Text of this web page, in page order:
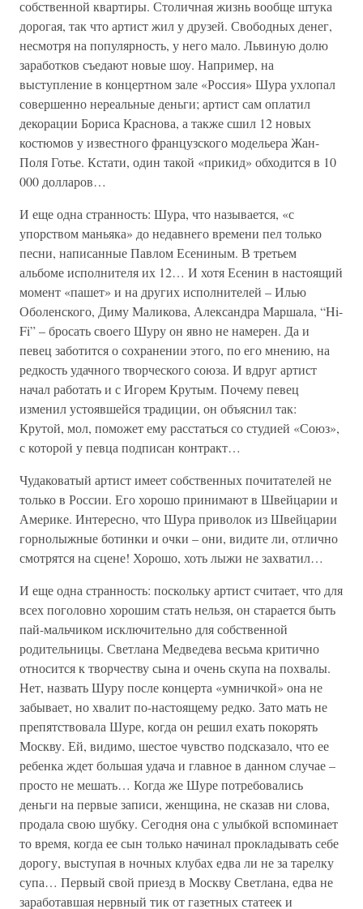
собственной квартиры. Столичная жизнь вообще штука
дорогая, так что артист жил у друзей. Свободных денег,
несмотря на популярность, у него мало. Львиную долю
заработков съедают новые шоу. Например, на
выступление в концертном зале «Россия» Шура ухлопал
совершенно нереальные деньги; артист сам оплатил
декорации Бориса Краснова, а также сшил 12 новых
костюмов у известного французского модельера Жан-
Поля Готье. Кстати, один такой «прикид» обходится в 10
000 долларов…
И еще одна странность: Шура, что называется, «с
упорством маньяка» до недавнего времени пел только
песни, написанные Павлом Есениным. В третьем
альбоме исполнителя их 12… И хотя Есенин в настоящий
момент «пашет» и на других исполнителей – Илью
Оболенского, Диму Маликова, Александра Маршала, “Hi-
Fi” – бросать своего Шуру он явно не намерен. Да и
певец заботится о сохранении этого, по его мнению, на
редкость удачного творческого союза. И вдруг артист
начал работать и с Игорем Крутым. Почему певец
изменил устоявшейся традиции, он объяснил так:
Крутой, мол, поможет ему расстаться со студией «Союз»,
с которой у певца подписан контракт…
Чудаковатый артист имеет собственных почитателей не
только в России. Его хорошо принимают в Швейцарии и
Америке. Интересно, что Шура приволок из Швейцарии
горнолыжные ботинки и очки – они, видите ли, отлично
смотрятся на сцене! Хорошо, хоть лыжи не захватил…
И еще одна странность: поскольку артист считает, что для
всех поголовно хорошим стать нельзя, он старается быть
пай-мальчиком исключительно для собственной
родительницы. Светлана Медведева весьма критично
относится к творчеству сына и очень скупа на похвалы.
Нет, назвать Шуру после концерта «умничкой» она не
забывает, но хвалит по-настоящему редко. Зато мать не
препятствовала Шуре, когда он решил ехать покорять
Москву. Ей, видимо, шестое чувство подсказало, что ее
ребенка ждет большая удача и главное в данном случае –
просто не мешать… Когда же Шуре потребовались
деньги на первые записи, женщина, не сказав ни слова,
продала свою шубку. Сегодня она с улыбкой вспоминает
то время, когда ее сын только начинал прокладывать себе
дорогу, выступая в ночных клубах едва ли не за тарелку
супа… Первый свой приезд в Москву Светлана, едва не
заработавшая нервный тик от газетных статеек и